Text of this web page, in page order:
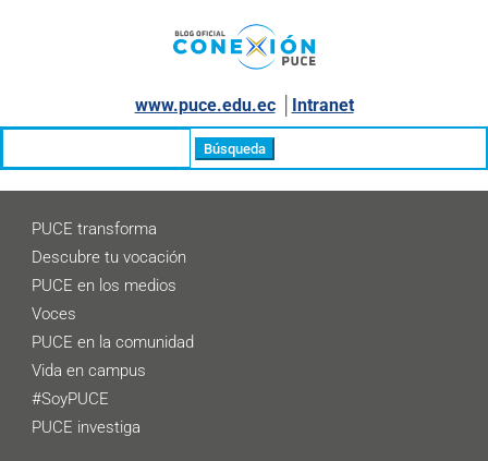
www.puce.edu.ec│ Intranet
PUCE transforma
Descubre tu vocación
PUCE en los medios
Voces
PUCE en la comunidad
Vida en campus
#SoyPUCE
PUCE investiga